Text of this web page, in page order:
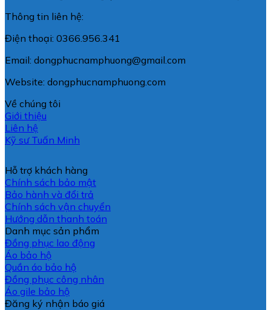
Thông tin liên hệ:
Điện thoại: 0366.956.341
Email: dongphucnamphuong@gmail.com
Website: dongphucnamphuong.com
Về chúng tôi
Giới thiệu
Liên hệ
Kỹ sư Tuấn Minh
Hỗ trợ khách hàng
Chính sách bảo mật
Bảo hành và đổi trả
Chính sách vận chuyển
Hướng dẫn thanh toán
Danh mục sản phẩm
Đồng phục lao động
Áo bảo hộ
Quần áo bảo hộ
Đồng phục công nhân
Áo gile bảo hộ
Đăng ký nhận báo giá